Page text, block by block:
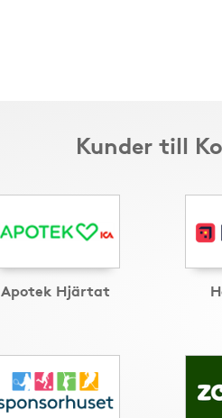
Kunder till
Apotek Hjärtat